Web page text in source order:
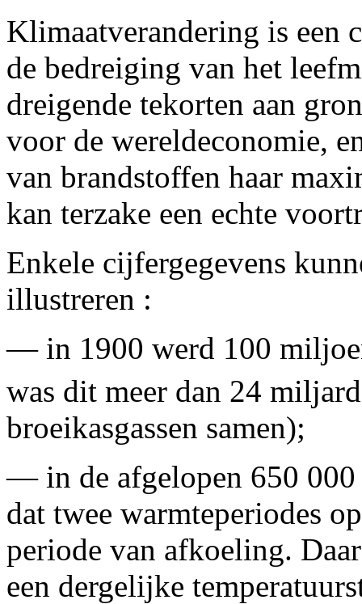
Klimaatverandering is een
de bedreiging van het
dreigende tekorten aan
voor de wereldeconomie,
van brandstoffen haar
kan terzake een echte
Enkele cijfergegevens
illustreren :
— in 1900 werd 100
was dit meer dan 24
broeikasgassen samen);
— in de afgelopen 650 000
dat twee warmteperiodes
periode van afkoeling.
een dergelijke